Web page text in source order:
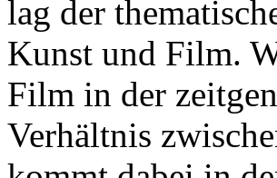
lag der
Kunst und Film.
Film in der
Verhältnis